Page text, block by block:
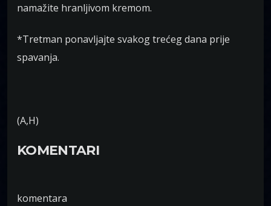
namažite hranljivom kremom.
*Tretman ponavljajte svakog trećeg dana prije
spavanja.
(A,H)
KOMENTARI
komentara